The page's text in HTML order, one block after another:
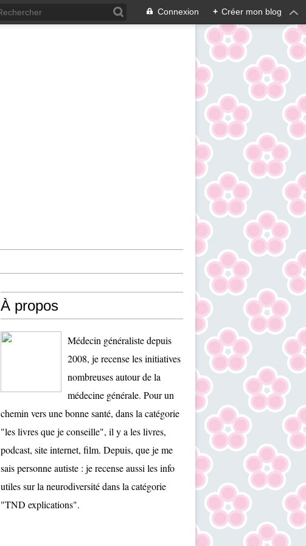
Connexion + Créer mon blog
À propos
Médecin généraliste depuis
2008, je recense les initiatives
nombreuses autour de la
médecine générale. Pour un
chemin vers une bonne santé, dans la catégorie
"les livres que je conseille", il y a les livres,
podcast, site internet, film. Depuis, que je me
sais personne autiste : je recense aussi les info
utiles sur la neurodiversité dans la catégorie
"TND explications".